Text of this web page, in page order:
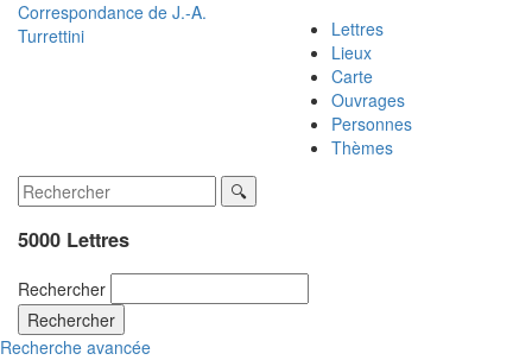
Correspondance de J.-A.
Turrettini
Lettres
Lieux
Carte
Ouvrages
Personnes
Thèmes
5000 Lettres
Rechercher
Rechercher
Recherche avancée